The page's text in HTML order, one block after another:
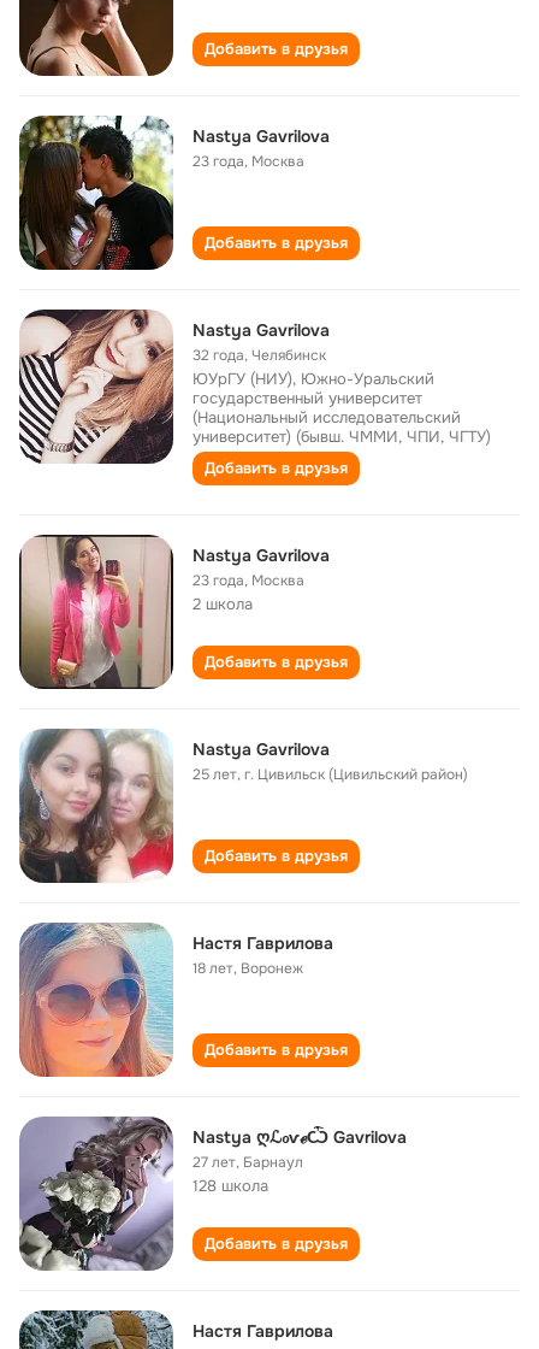
Добавить в друзья
Nastya Gavrilova
23 года, Москва
Добавить в друзья
Nastya Gavrilova
32 года,Челябинск
ЮУрГУ (НИУ), Южно-Уральский
государственный университет
(Национальный исследовательский
университет) (бывш. ЧММИ, ЧПИ, ЧГТУ)
Добавить в друзья
Nastya Gavrilova
23 года, Москва
2 школа
Добавить в друзья
Nastya Gavrilova
25 лет,г. Цивильск (Цивильский район)
Добавить в друзья
Настя Гаврилова
18 лет, Воронеж
Добавить в друзья
Nastya ღℒℴѵℯѼ Gavrilova
27 лет, Барнаул
128 школа
Добавить в друзья
Настя Гаврилова